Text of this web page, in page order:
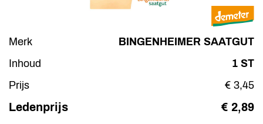
Merk
BINGENHEIMER SAATGUT
Inhoud
1 ST
Prijs
€ 3,45
Ledenprijs € 2,89